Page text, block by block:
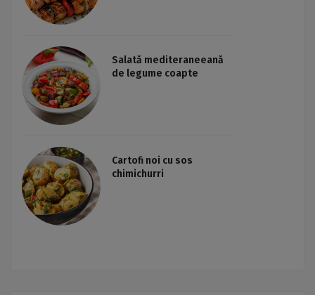
Salată mediteraneeană
de legume coapte
Cartofi noi cu sos
chimichurri